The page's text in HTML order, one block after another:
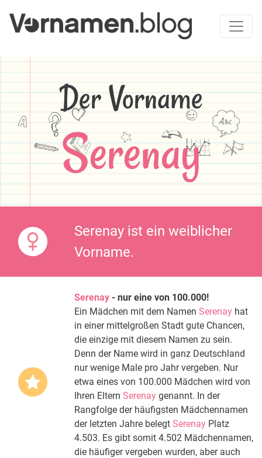
Der Vorname
Serenay
Serenay ist ein weiblicher
Vorname.
Serenay - nur eine von 100.000!
Ein Mädchen mit dem Namen Serenay hat
in einer mittelgroßen Stadt gute Chancen,
die einzige mit diesem Namen zu sein.
Denn der Name wird in ganz Deutschland
nur wenige Male pro Jahr vergeben. Nur
etwa eines von 100.000 Mädchen wird von
Ihren Eltern Serenay genannt. In der
Rangfolge der häufigsten Mädchennamen
der letzten Jahre belegt Serenay Platz
4.503. Es gibt somit 4.502 Mädchennamen,
die häufiger vergeben wurden, aber auch